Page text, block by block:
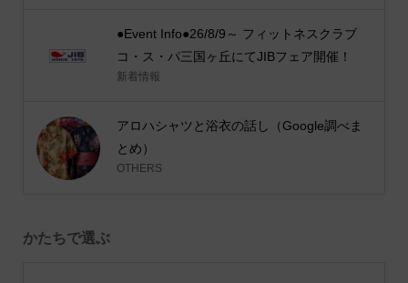
●Event Info●26/8/9～ フィットネスクラブ
コ・ス・パ三国ヶ丘にてJIBフェア開催！
新着情報
アロハシャツと浴衣の話し（Google調べま
とめ）
OTHERS
かたちで選ぶ